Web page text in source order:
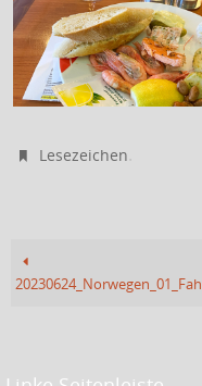
Lesezeichen.